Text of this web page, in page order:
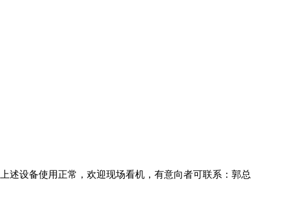
上述设备使用正常，欢迎现场看机，有意向者可联系：郭总